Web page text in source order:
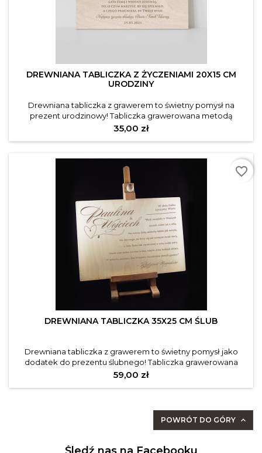
DREWNIANA TABLICZKA Z ŻYCZENIAMI 20X15 CM
URODZINY
Drewniana tabliczka z grawerem to świetny pomysł na
prezent urodzinowy! Tabliczka grawerowana metodą
laserową, starannie wyszlifowane drewno. Tabliczkę można
cm Materiał: sklejka 3 mm
Cena
35,00 zł
DREWNIANA TABLICZKA 35X25 CM ŚLUB
Drewniana tabliczka z grawerem to świetny pomysł jako
dodatek do prezentu ślubnego! Tabliczka grawerowana
metodą laserową, starannie wyszlifowane drewno. Opis
Cena
59,00 zł
favorite_border
POWRÓT DO GÓRY 